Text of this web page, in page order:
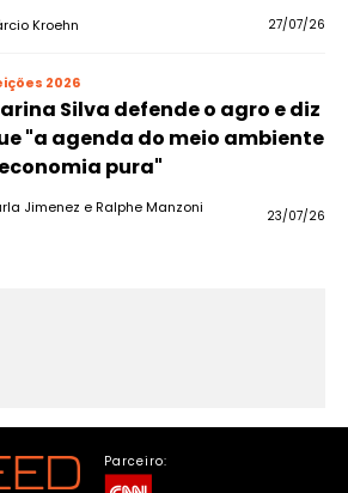
Kroehn 27/07/26
2026
Silva defende o agro e diz
"a agenda do meio ambiente
pura"
Jimenez e Ralphe Manzoni
23/07/26
Parceiro: